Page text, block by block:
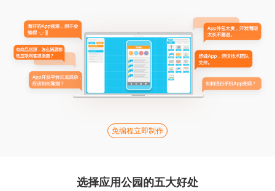
免编程立即制作
选择应用公园的五大好处